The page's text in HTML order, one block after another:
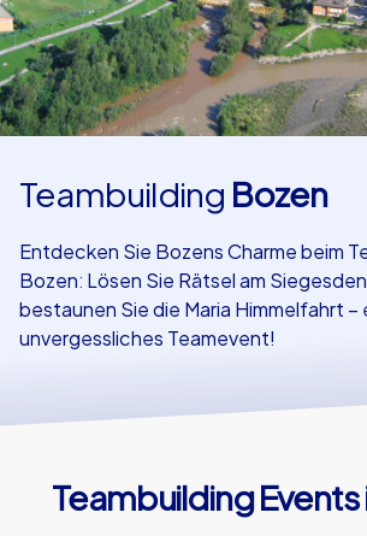
Städte
Anlässe
Teambuilding Bozen
Entdecken Sie Bozens Charme beim
Bozen: Lösen Sie Rätsel am
bestaunen Sie die Maria Himmelfahrt –
unvergessliches Teamevent!
Teambuilding Events